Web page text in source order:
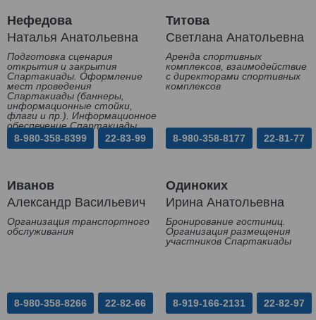
Нефедова
Наталья Анатольевна
Подготовка сценария
открытия и закрытия
Спартакиады. Оформление
мест проведения
Спартакиады (баннеры,
информационные стойки,
флаги и пр.). Информационное
обеспечение Спартакиады
8-980-358-8399
22-83-99
Титова
Светлана Анатольевна
Аренда спортивных
комплексов, взаимодействие
с директорами спортивных
комплексов
8-980-358-8177 22-81-77
Иванов
Александр Васильевич
Организация транспортного
обслуживания
8-980-358-8266 22-82-66
Одиноких
Ирина Анатольевна
Бронирование гостиниц.
Организация размещения
участников Спартакиады
8-919-166-2131 22-82-97